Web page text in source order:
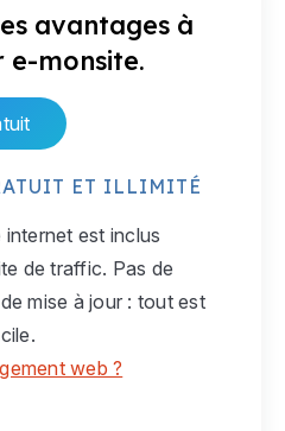
avantages à
e-monsite.
ET ILLIMITÉ
est inclus
de traffic. Pas de
mise à jour : tout est
web ?